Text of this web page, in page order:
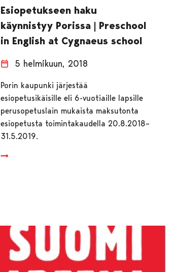
Esiopetukseen haku
käynnistyy Porissa | Preschool
in English at Cygnaeus school
5 helmikuun, 2018
Porin kaupunki järjestää
esiopetusikäisille eli 6-vuotiaille lapsille
perusopetuslain mukaista maksutonta
esiopetusta toimintakaudella 20.8.2018–
31.5.2019.